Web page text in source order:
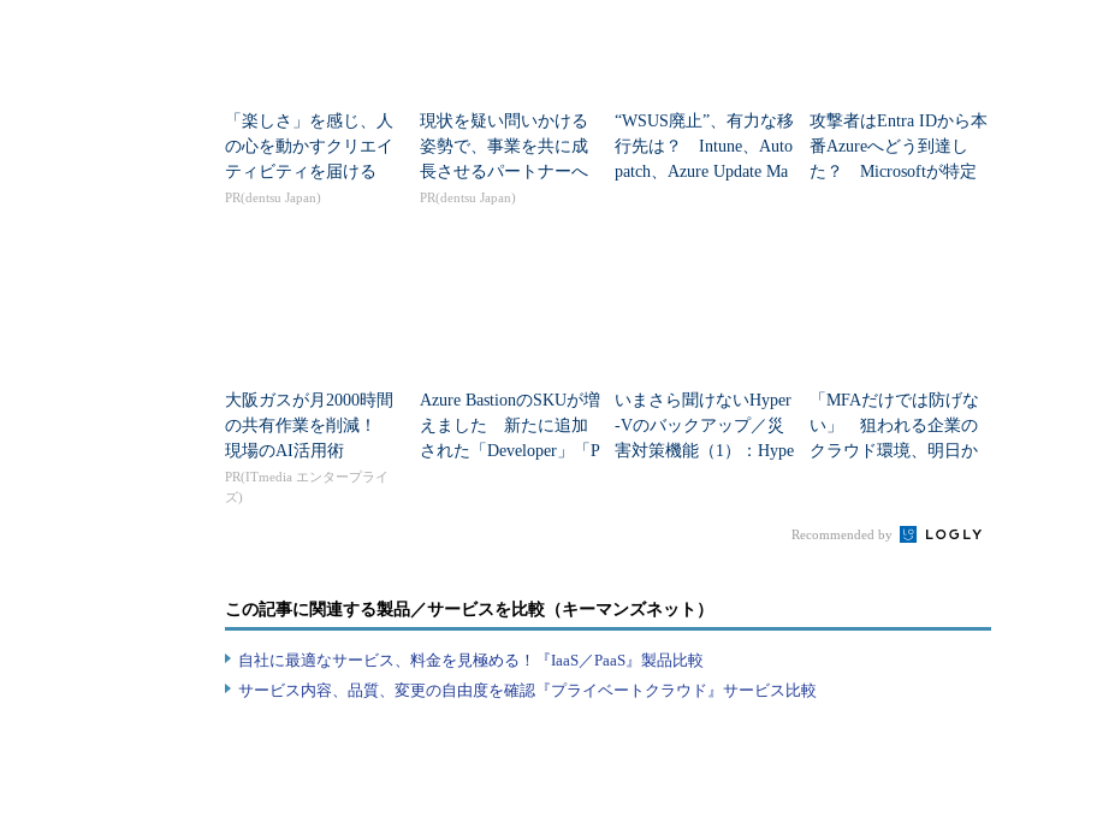
「楽しさ」を感じ、人
の心を動かすクリエイ
ティビティを届ける
PR(dentsu Japan)
現状を疑い問いかける
姿勢で、事業を共に成
長させるパートナーへ
PR(dentsu Japan)
“WSUS廃止”、有力な移
行先は？ Intune、Auto
patch、Azure Update Ma
攻撃者はEntra IDから本
番Azureへどう到達し
た？ Microsoftが特定
大阪ガスが月2000時間
の共有作業を削減！
現場のAI活用術
PR(ITmedia エンタープライ
ズ)
Azure BastionのSKUが増
えました 新たに追加
された「Developer」「P
いまさら聞けないHyper
-Vのバックアップ／災
害対策機能（1）：Hype
「MFAだけでは防げな
い」 狙われる企業の
クラウド環境、明日か
Recommended by
この記事に関連する製品／サービスを比較（キーマンズネット）
自社に最適なサービス、料金を見極める！『IaaS／PaaS』製品比較
サービス内容、品質、変更の自由度を確認『プライベートクラウド』サービス比較